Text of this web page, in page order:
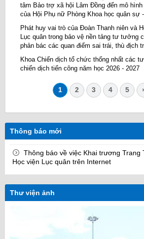
tâm Bảo trợ xã hội Lâm Đồng đến mô
của Hội Phụ nữ Phòng Khoa học quân sự
Phát huy vai trò của Đoàn Thanh niên và
Lục quân trong bảo vệ nền tảng tư tưởng
phản bác các quan điểm sai trái, thù địch
Khoa Chiến dịch tổ chức thống nhất các
chiến dịch tiến công năm học 2026 - 2027
1 2 3 4 5
Thông báo mới
Thông báo về việc Khai trương Trang
Học viện Lục quân trên Internet
Thư viện ảnh